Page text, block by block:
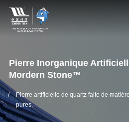
Pierre Inorganique
Mordern Stone™
/
Pierre artificielle de quartz faite de
pures.